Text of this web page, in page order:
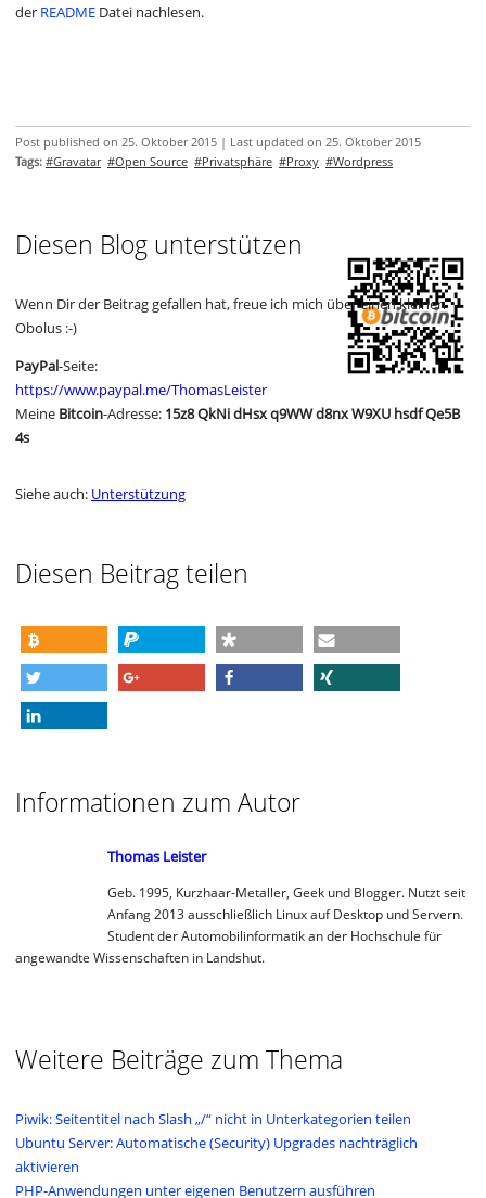
der README Datei nachlesen.
Post published on 25. Oktober 2015 | Last updated on 25. Oktober 2015
Tags: #Gravatar #Open Source #Privatsphäre #Proxy #Wordpress
Diesen Blog unterstützen
Wenn Dir der Beitrag gefallen hat, freue ich mich über einen kleinen
Obolus :-)
PayPal-Seite:
https://www.paypal.me/ThomasLeister
Meine Bitcoin-Adresse: 15z8 QkNi dHsx q9WW d8nx W9XU hsdf Qe5B
4s
Siehe auch: Unterstützung
Diesen Beitrag teilen
spenden spenden teilen e-mail
twittern
Informationen zum Autor
Thomas Leister
Geb. 1995, Kurzhaar-Metaller, Geek und Blogger. Nutzt seit
Anfang 2013 ausschließlich Linux auf Desktop und Servern.
Student der Automobilinformatik an der Hochschule für
angewandte Wissenschaften in Landshut.
Weitere Beiträge zum Thema
Piwik: Seitentitel nach Slash „/“ nicht in Unterkategorien teilen
Ubuntu Server: Automatische (Security) Upgrades nachträglich
aktivieren
PHP-Anwendungen unter eigenen Benutzern ausführen